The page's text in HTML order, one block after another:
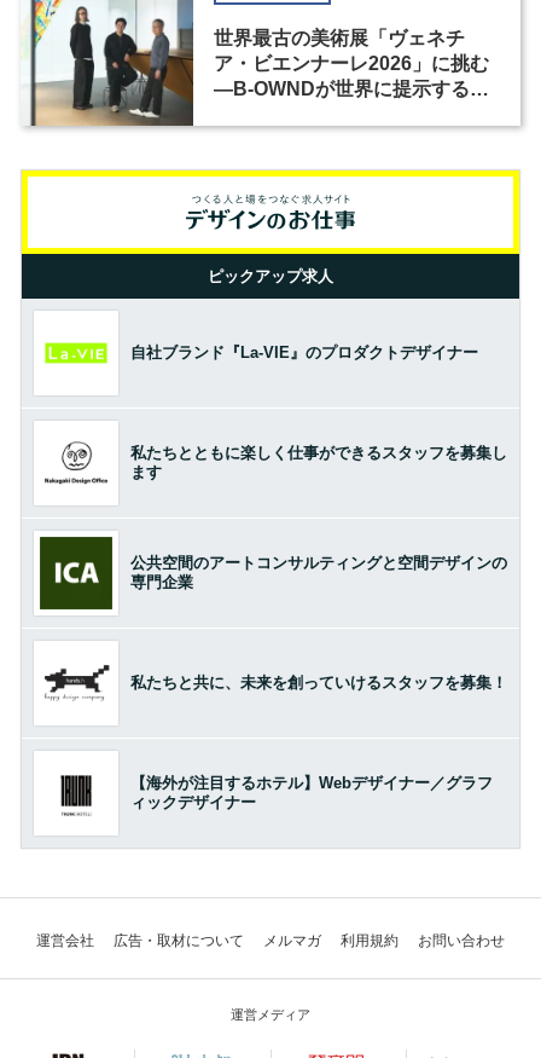
世界最古の美術展「ヴェネチ
ア・ビエンナーレ2026」に挑む
―B-OWNDが世界に提示する美
ピックアップ求人
自社ブランド『La-VIE』のプロダクトデザイナー
私たちとともに楽しく仕事ができるスタッフを募集し
ます
公共空間のアートコンサルティングと空間デザインの
専門企業
私たちと共に、未来を創っていけるスタッフを募集！
【海外が注目するホテル】Webデザイナー／グラフ
ィックデザイナー
運営会社 広告・取材について メルマガ 利用規約 お問い合わせ
運営メディア